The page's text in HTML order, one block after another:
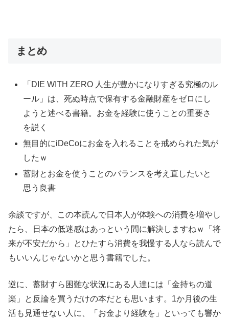
まとめ
「DIE WITH ZERO 人生が豊かになりすぎる究極のル
ール」は、死ぬ時点で保有する金融財産をゼロにし
ようと述べる書籍。お金を経験に使うことの重要さ
を説く
無目的にiDeCoにお金を入れることを戒められた気が
したｗ
蓄財とお金を使うことのバランスを考え直したいと
思う良書
余談ですが、この本読んで日本人が体験への消費を増やし
たら、日本の低迷感はあっという間に解決しますねｗ「将
来が不安だから」とひたすら消費を我慢する人なら読んで
もいいんじゃないかと思う書籍でした。
逆に、蓄財すら困難な状況にある人達には「金持ちの道
楽」と反論を買うだけの本だとも思います。1か月後の生
活も見通せない人に、「お金より経験を」といっても響か